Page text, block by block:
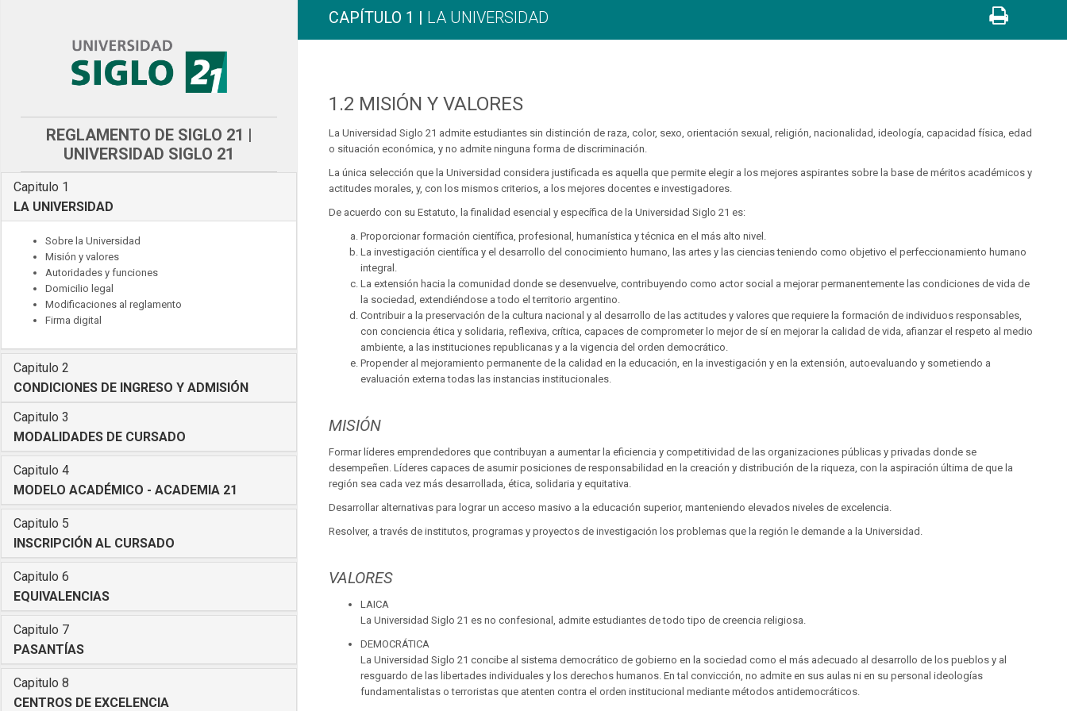
REGLAMENTO DE SIGLO 21 |
UNIVERSIDAD SIGLO 21
Capitulo 1
LA UNIVERSIDAD
Sobre la Universidad
Misión y valores
Autoridades y funciones
Domicilio legal
Modificaciones al reglamento
Firma digital
Capitulo 2
CONDICIONES DE INGRESO Y ADMISIÓN
Capitulo 3
MODALIDADES DE CURSADO
Capitulo 4
MODELO ACADÉMICO - ACADEMIA 21
Capitulo 5
INSCRIPCIÓN AL CURSADO
Capitulo 6
EQUIVALENCIAS
Capitulo 7
PASANTÍAS
Capitulo 8
CENTROS DE EXCELENCIA
CAPÍTULO 1 | LA UNIVERSIDAD
1.2 MISIÓN Y VALORES
La Universidad Siglo 21 admite estudiantes sin distinción de raza, color, sexo, orientación sexual, religión, nacionalidad, ideología, capacidad física, edad
o situación económica, y no admite ninguna forma de discriminación.
La única selección que la Universidad considera justificada es aquella que permite elegir a los mejores aspirantes sobre la base de méritos académicos y
actitudes morales, y, con los mismos criterios, a los mejores docentes e investigadores.
De acuerdo con su Estatuto, la finalidad esencial y específica de la Universidad Siglo 21 es:
Proporcionar formación científica, profesional, humanística y técnica en el más alto nivel.
La investigación científica y el desarrollo del conocimiento humano, las artes y las ciencias teniendo como objetivo el perfeccionamiento humano
integral.
La extensión hacia la comunidad donde se desenvuelve, contribuyendo como actor social a mejorar permanentemente las condiciones de vida de
la sociedad, extendiéndose a todo el territorio argentino.
Contribuir a la preservación de la cultura nacional y al desarrollo de las actitudes y valores que requiere la formación de individuos responsables,
con conciencia ética y solidaria, reflexiva, crítica, capaces de comprometer lo mejor de sí en mejorar la calidad de vida, afianzar el respeto al medio
ambiente, a las instituciones republicanas y a la vigencia del orden democrático.
Propender al mejoramiento permanente de la calidad en la educación, en la investigación y en la extensión, autoevaluando y sometiendo a
evaluación externa todas las instancias institucionales.
MISIÓN
Formar líderes emprendedores que contribuyan a aumentar la eficiencia y competitividad de las organizaciones públicas y privadas donde se
desempeñen. Líderes capaces de asumir posiciones de responsabilidad en la creación y distribución de la riqueza, con la aspiración última de que la
región sea cada vez más desarrollada, ética, solidaria y equitativa.
Desarrollar alternativas para lograr un acceso masivo a la educación superior, manteniendo elevados niveles de excelencia.
Resolver, a través de institutos, programas y proyectos de investigación los problemas que la región le demande a la Universidad.
VALORES
LAICA
La Universidad Siglo 21 es no confesional, admite estudiantes de todo tipo de creencia religiosa.
DEMOCRÁTICA
La Universidad Siglo 21 concibe al sistema democrático de gobierno en la sociedad como el más adecuado al desarrollo de los pueblos y al
resguardo de las libertades individuales y los derechos humanos. En tal convicción, no admite en sus aulas ni en su personal ideologías
fundamentalistas o terroristas que atenten contra el orden institucional mediante métodos antidemocráticos.